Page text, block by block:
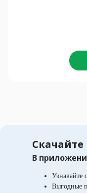
В
Узнавайте
Выгодные